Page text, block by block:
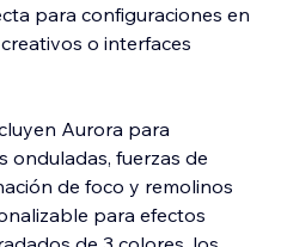
para configuraciones en
o interfaces
Aurora para
onduladas, fuerzas de
de foco y remolinos
para efectos